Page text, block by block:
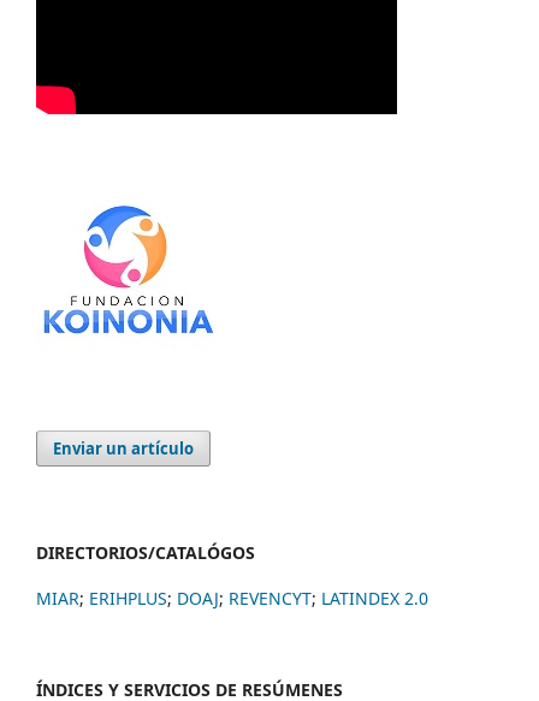
Enviar un artículo
DIRECTORIOS/CATALÓGOS
MIAR; ERIHPLUS; DOAJ; REVENCYT; LATINDEX 2.0
ÍNDICES Y SERVICIOS DE RESÚMENES